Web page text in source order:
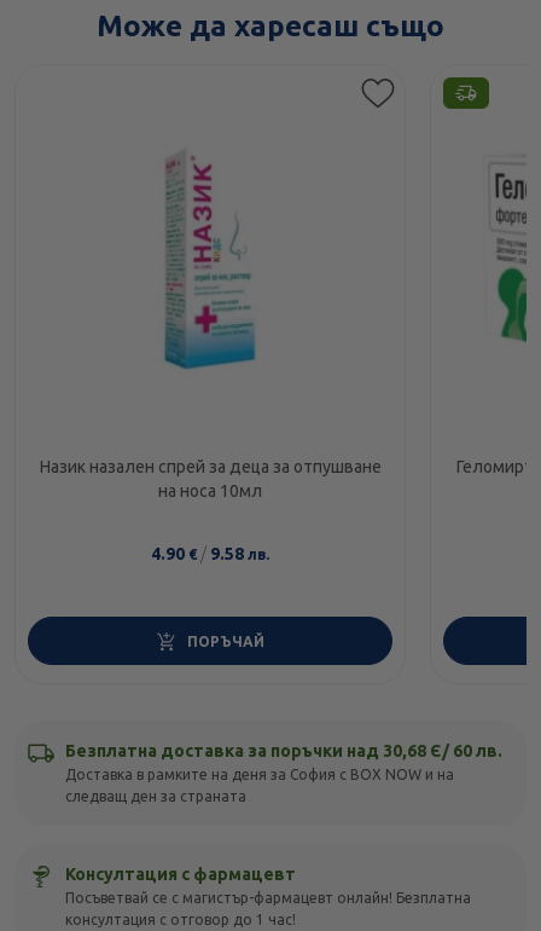
Може да харесаш също
Назик назален спрей за деца за отпушване
на носа 10мл
4.90 € / 9.58 лв.
ПОРЪЧАЙ
Безплатна доставка за поръчки над 30,68 Є/ 60 лв.
Доставка в рамките на деня за София с BOX NOW и на
следващ ден за страната
Консултация с фармацевт
Посъветвай се с магистър-фармацевт онлайн! Безплатна
консултация с отговор до 1 час!